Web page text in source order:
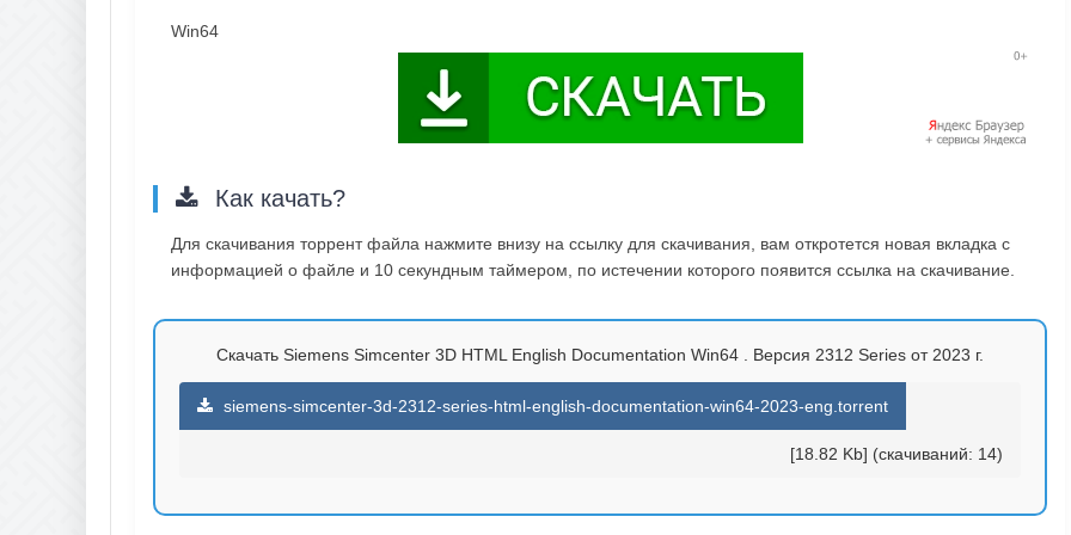
Win64
Как качать?
Для скачивания торрент файла нажмите внизу на ссылку для скачивания, вам откротется новая вкладка с
информацией о файле и 10 секундным таймером, по истечении которого появится ссылка на скачивание.
Скачать Siemens Simcenter 3D HTML English Documentation Win64 . Версия 2312 Series от 2023 г.
siemens-simcenter-3d-2312-series-html-english-documentation-win64-2023-eng.torrent
[18.82 Kb] (cкачиваний: 14)